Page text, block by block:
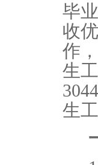
毕
收
作
生
生